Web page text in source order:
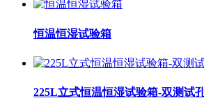
恒温恒湿试验箱
225L立式恒温恒湿试验箱-双测试